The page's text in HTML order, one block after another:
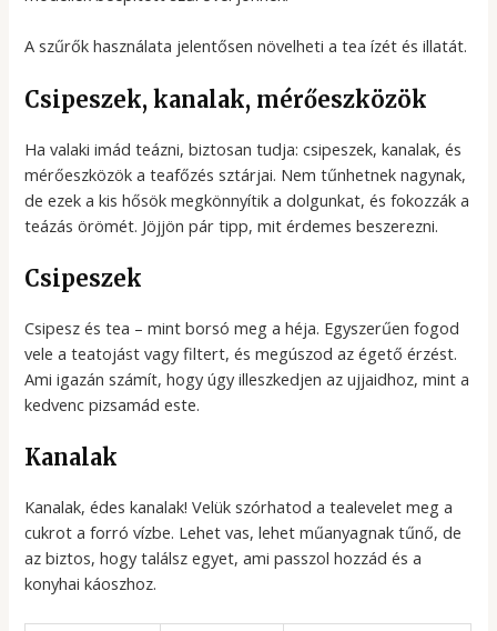
A szűrők használata jelentősen növelheti a tea ízét és illatát.
Csipeszek, kanalak, mérőeszközök
Ha valaki imád teázni, biztosan tudja: csipeszek, kanalak, és
mérőeszközök a teafőzés sztárjai. Nem tűnhetnek nagynak,
de ezek a kis hősök megkönnyítik a dolgunkat, és fokozzák a
teázás örömét. Jöjjön pár tipp, mit érdemes beszerezni.
Csipeszek
Csipesz és tea – mint borsó meg a héja. Egyszerűen fogod
vele a teatojást vagy filtert, és megúszod az égető érzést.
Ami igazán számít, hogy úgy illeszkedjen az ujjaidhoz, mint a
kedvenc pizsamád este.
Kanalak
Kanalak, édes kanalak! Velük szórhatod a tealevelet meg a
cukrot a forró vízbe. Lehet vas, lehet műanyagnak tűnő, de
az biztos, hogy találsz egyet, ami passzol hozzád és a
konyhai káoszhoz.